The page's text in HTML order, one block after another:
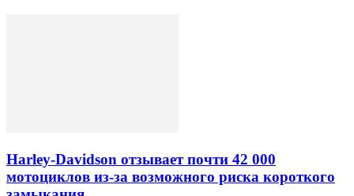
Harley-Davidson отзывает почти 42 000
мотоциклов из-за возможного риска короткого